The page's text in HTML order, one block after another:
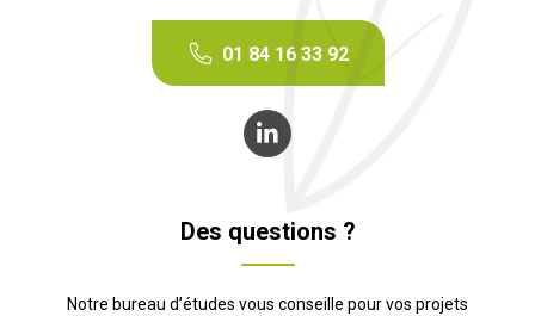
01 84 16 33 92
Des questions ?
Notre bureau d’études vous conseille pour vos projets